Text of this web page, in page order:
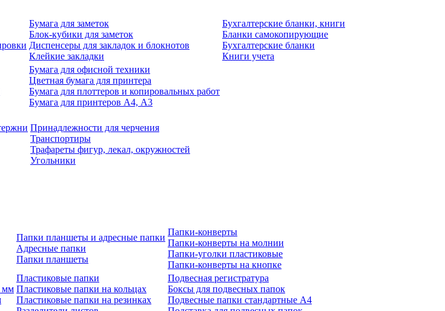
Бумага для заметок
Блок-кубики для заметок
Диспенсеры для закладок и блокнотов
Клейкие закладки
Бухгалтерские бланки, книги
Бланки самокопирующие
Бухгалтерские бланки
Книги учета
Бумага для офисной техники
Цветная бумага для принтера
Бумага для плоттеров и копировальных работ
Бумага для принтеров А4, А3
Принадлежности для черчения
Транспортиры
Трафареты фигур, лекал, окружностей
Угольники
Папки планшеты и адресные папки
Адресные папки
Папки планшеты
Папки-конверты
Папки-конверты на молнии
Папки-уголки пластиковые
Папки-конверты на кнопке
мм
Пластиковые папки
Пластиковые папки на кольцах
Пластиковые папки на резинках
Подвесная регистратура
Боксы для подвесных папок
Подвесные папки стандартные А4